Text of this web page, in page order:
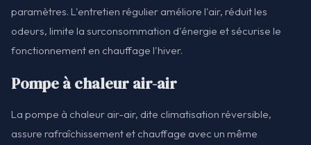
paramètres. L'entretien régulier améliore l'air, réduit les
odeurs, limite la surconsommation d'énergie et sécurise le
fonctionnement en chauffage l'hiver.
Pompe à chaleur air-air
La pompe à chaleur air-air, dite climatisation réversible,
assure rafraîchissement et chauffage avec un même